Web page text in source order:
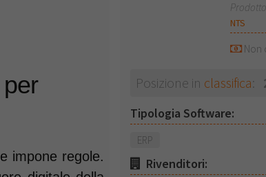
impone regole.
NTS
Non
Posizione in classifica:
Tipologia Software:
ERP
Rivenditori: